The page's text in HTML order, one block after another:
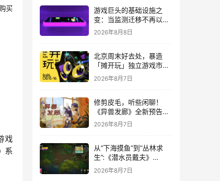
买
戏
系
游戏巨头的基础设施之
变：当监测迁移不再以中
断为代价
2026年8月8日
北京周末好去处，暴造
「摊开玩」独立游戏市集
正式开票！
2026年8月7日
修剪皮毛，听些闲聊！
《异兽发廊》全新预告与
Steam免费试玩公开
2026年8月7日
从“下海摸鱼”到“丛林求
生”:《潜水员戴夫》
DLC《丛林》移动端定档
8月14日
2026年8月7日